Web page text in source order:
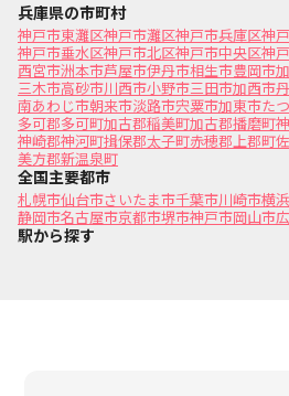
兵庫県の市町村
神戸市東灘区神戸市灘区神戸市兵庫区神
神戸市垂水区神戸市北区神戸市中央区神
西宮市洲本市芦屋市伊丹市相生市豊岡市
三木市高砂市川西市小野市三田市加西市
南あわじ市朝来市淡路市宍粟市加東市た
多可郡多可町加古郡稲美町加古郡播磨町
神崎郡神河町揖保郡太子町赤穂郡上郡町
美方郡新温泉町
全国主要都市
札幌市仙台市さいたま市千葉市川崎市横
静岡市名古屋市京都市堺市神戸市岡山市
駅から探す